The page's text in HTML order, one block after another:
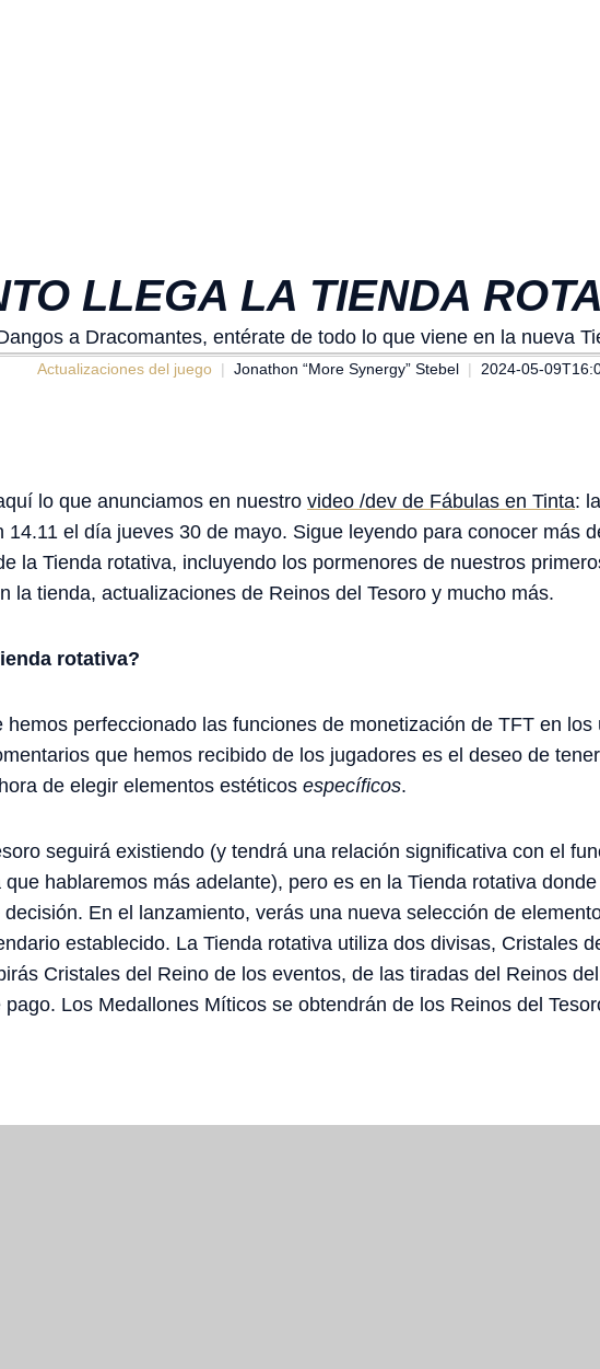
LLEGA LA TIENDA
a Dracomantes, entérate de todo lo que viene en la nueva
Actualizaciones del juego Jonathon “More Synergy” Stebel 2024-05-
lo que anunciamos en nuestro video /dev de Fábulas en Tinta:
14.11 el día jueves 30 de mayo. Sigue leyendo para conocer más
la Tienda rotativa, incluyendo los pormenores de nuestros
la tienda, actualizaciones de Reinos del Tesoro y mucho más.
rotativa?
hemos perfeccionado las funciones de monetización de TFT en
que hemos recibido de los jugadores es el deseo de
de elegir elementos estéticos específicos.
seguirá existiendo (y tendrá una relación significativa con el
que hablaremos más adelante), pero es en la Tienda rotativa
En el lanzamiento, verás una nueva selección de
establecido. La Tienda rotativa utiliza dos divisas, Cristales
Cristales del Reino de los eventos, de las tiradas del Reinos
pago. Los Medallones Míticos se obtendrán de los Reinos del